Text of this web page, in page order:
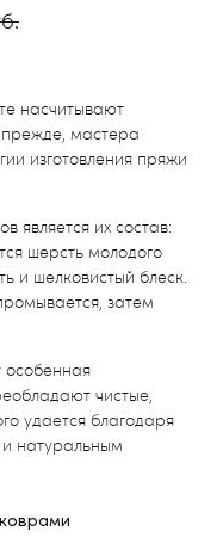
насчитывают
прежде, мастера
изготовления пряжи
является их состав:
шерсть молодого
и шелковистый блеск.
затем
особенная
чистые,
удается благодаря
натуральным